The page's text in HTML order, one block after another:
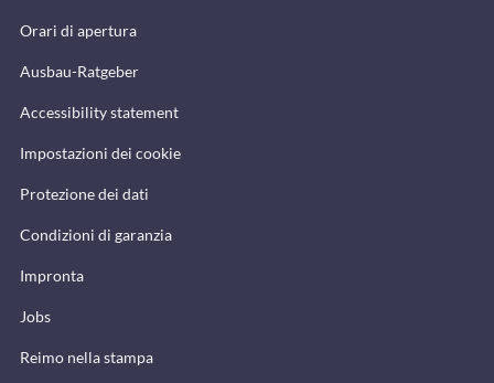
Orari di apertura
Ausbau-Ratgeber
Accessibility statement
Impostazioni dei cookie
Protezione dei dati
Condizioni di garanzia
Impronta
Jobs
Reimo nella stampa